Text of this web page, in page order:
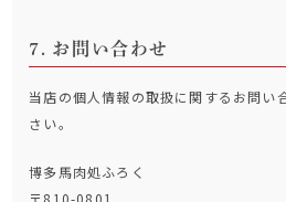
お問い合わせ
当店の個人情報の取扱に関するお問い
さい。
博多馬肉処ふろく
〒810-0801